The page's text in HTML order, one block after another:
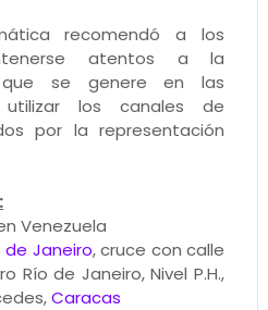
recomendó a los
atentos a la
que se genere en las
los canales de
por la representación
Venezuela
de Janeiro, cruce con calle
Río de Janeiro, Nivel P.H.,
Caracas